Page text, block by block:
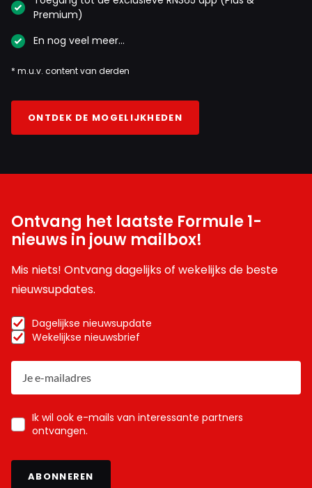
Premium)
En nog veel meer…
* m.u.v. content van derden
ONTDEK DE MOGELIJKHEDEN
Ontvang het laatste Formule 1-
nieuws in jouw mailbox!
Mis niets! Ontvang dagelijks of wekelijks de beste
nieuwsupdates.
Dagelijkse nieuwsupdate
Wekelijkse nieuwsbrief
Ik wil ook e-mails van interessante partners
ontvangen.
ABONNEREN